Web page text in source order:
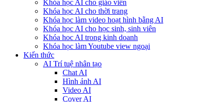
Khóa học AI cho giáo viên
Khóa học AI cho thời trang
Khóa học làm video hoạt hình bằng AI
Khóa học AI cho học sinh, sinh viên
Khóa hoc AI trong kinh doanh
Khóa học làm Youtube view ngoại
Kiến thức
AI Trí tuệ nhân tạo
Chat AI
Hình ảnh AI
Video AI
Cover AI